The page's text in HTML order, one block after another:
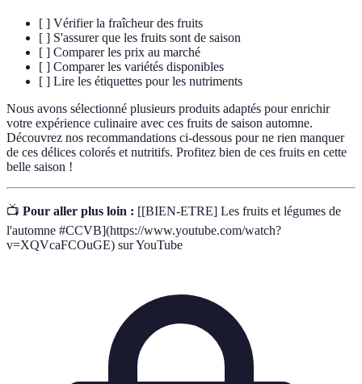
[ ] Vérifier la fraîcheur des fruits
[ ] S'assurer que les fruits sont de saison
[ ] Comparer les prix au marché
[ ] Comparer les variétés disponibles
[ ] Lire les étiquettes pour les nutriments
Nous avons sélectionné plusieurs produits adaptés pour enrichir
votre expérience culinaire avec ces fruits de saison automne.
Découvrez nos recommandations ci-dessous pour ne rien manquer
de ces délices colorés et nutritifs. Profitez bien de ces fruits en cette
belle saison !
📺 Pour aller plus loin : [[BIEN-ETRE] Les fruits et légumes de
l'automne #CCVB](https://www.youtube.com/watch?
v=XQVcaFCOuGE) sur YouTube